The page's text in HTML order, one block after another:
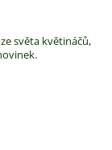
světa květináčů,